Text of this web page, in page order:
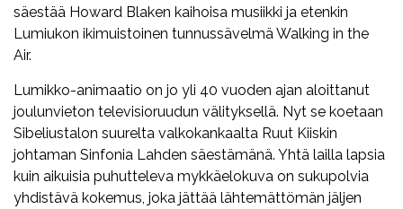
säestää Howard Blaken kaihoisa musiikki ja etenkin
Lumiukon ikimuistoinen tunnussävelmä Walking in the
Air.
Lumikko-animaatio on jo yli 40 vuoden ajan aloittanut
joulunvieton televisioruudun välityksellä. Nyt se koetaan
Sibeliustalon suurelta valkokankaalta Ruut Kiiskin
johtaman Sinfonia Lahden säestämänä. Yhtä lailla lapsia
kuin aikuisia puhutteleva mykkäelokuva on sukupolvia
yhdistävä kokemus, joka jättää lähtemättömän jäljen